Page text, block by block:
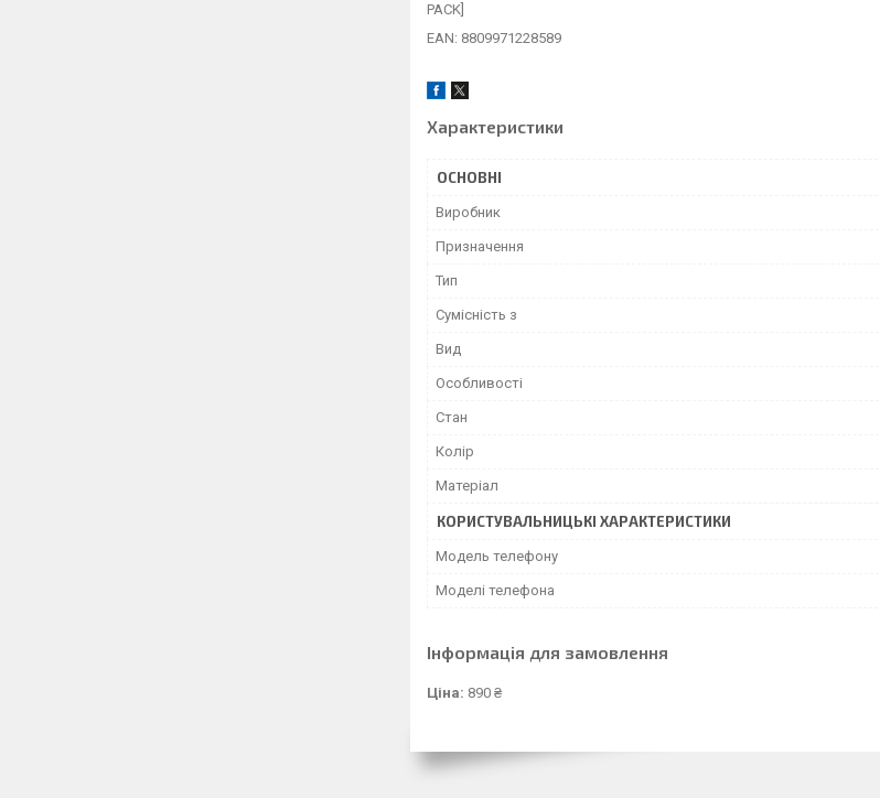
PACK]
EAN: 8809971228589
Характеристики
ОСНОВНІ
Виробник
Призначення
Тип
Сумісність з
Вид
Особливості
Стан
Колір
Матеріал
КОРИСТУВАЛЬНИЦЬКІ ХАРАКТЕРИСТИКИ
Модель телефону
Моделі телефона
Інформація для замовлення
Ціна: 890 ₴